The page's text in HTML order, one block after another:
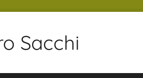
Sacchi